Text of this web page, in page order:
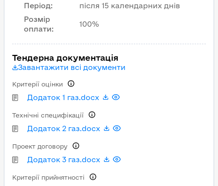
Період:
після 15 календарних днів
Розмір
оплати:
100%
Тендерна документація
Завантажити всі документи
Додаток 1 газ.docx
Критерії оцінки
Додаток 2 газ.docx
Технічні специфікації
Додаток 3 газ.docx
Проект договору
Критерії прийнятності